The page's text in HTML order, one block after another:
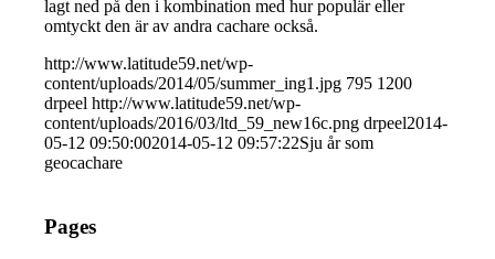
lagt ned på den i kombination med hur populär eller
omtyckt den är av andra cachare också.
http://www.latitude59.net/wp-
content/uploads/2014/05/summer_ing1.jpg 795 1200
drpeel http://www.latitude59.net/wp-
content/uploads/2016/03/ltd_59_new16c.png drpeel2014-
05-12 09:50:002014-05-12 09:57:22Sju år som
geocachare
Pages